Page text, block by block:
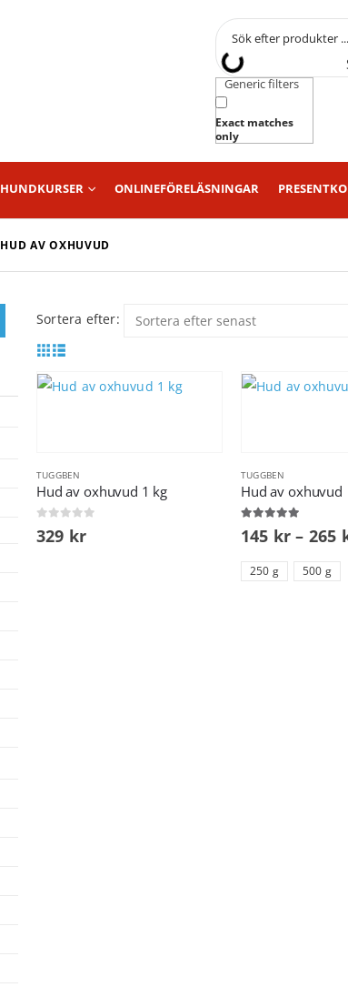
Generic filters
Exact matches
only
HUNDKURSER ONLINEFÖRELÄSNINGAR
HUD AV OXHUVUD
Sortera efter:
TUGGBEN
Hud av oxhuvud 1 kg
out of 5
329 kr
TUGGBEN
Hud av oxhuvud
out of 5
145 kr – 265
250 g 500 g